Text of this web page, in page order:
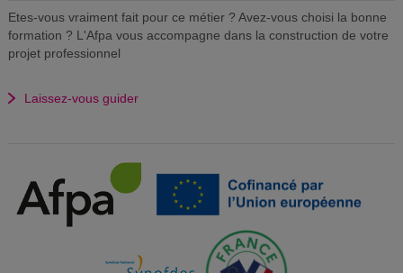
Etes-vous vraiment fait pour ce métier ? Avez-vous choisi la bonne
formation ? L'Afpa vous accompagne dans la construction de votre
projet professionnel
Laissez-vous guider